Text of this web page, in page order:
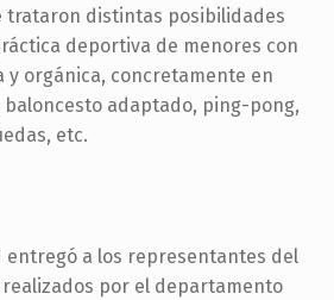
trataron distintas posibilidades
deportiva de menores con
y orgánica, concretamente en
baloncesto adaptado, ping-pong,
etc.
entregó a los representantes del
realizados por el departamento